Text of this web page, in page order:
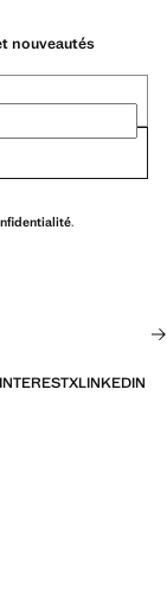
nouveautés
.
XLINKEDIN